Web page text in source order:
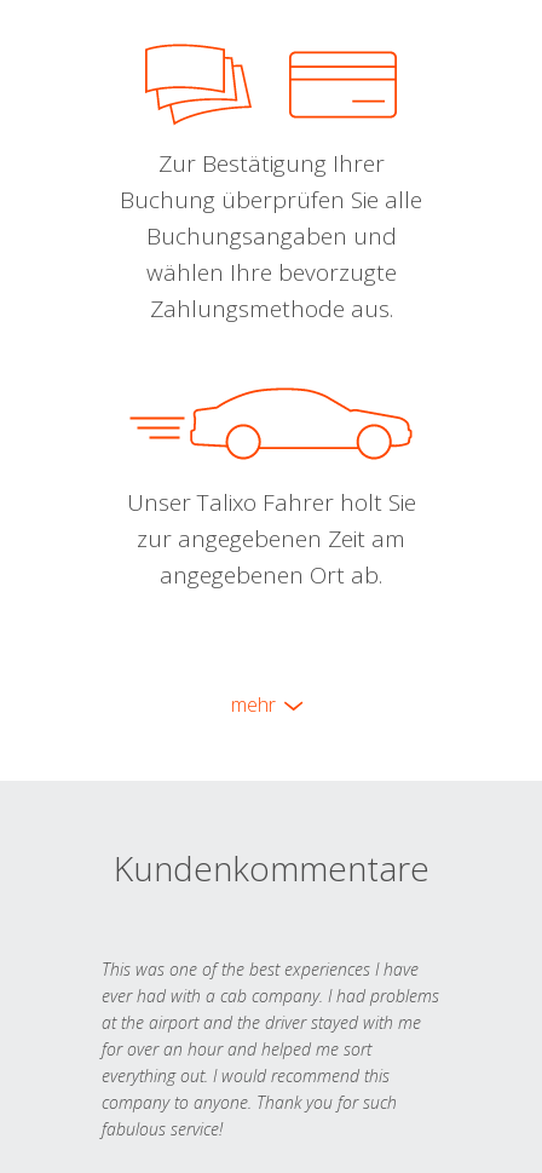
Zur Bestätigung Ihrer
Buchung überprüfen Sie alle
Buchungsangaben und
wählen Ihre bevorzugte
Zahlungsmethode aus.
Unser Talixo Fahrer holt Sie
zur angegebenen Zeit am
angegebenen Ort ab.
mehr
Kundenkommentare
This was one of the best experiences I have
ever had with a cab company. I had problems
at the airport and the driver stayed with me
for over an hour and helped me sort
everything out. I would recommend this
company to anyone. Thank you for such
fabulous service!